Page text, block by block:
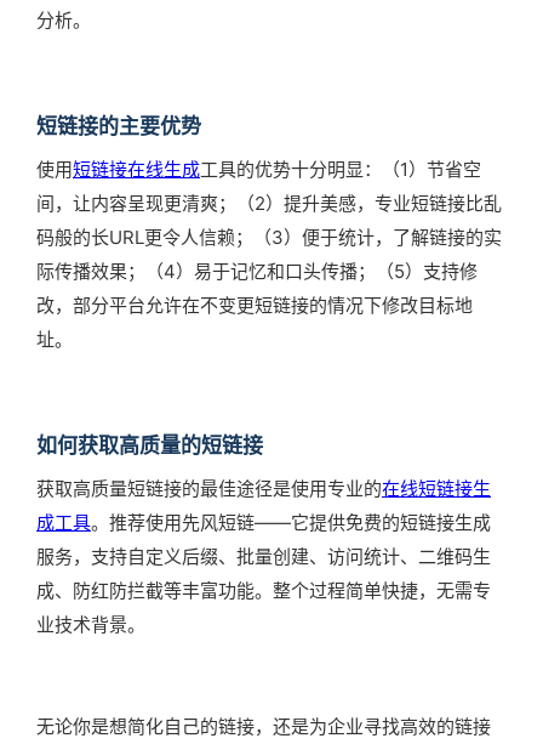
分析。
短链接的主要优势
使用短链接在线生成工具的优势十分明显：（1）节省空
间，让内容呈现更清爽；（2）提升美感，专业短链接比乱
码般的长URL更令人信赖；（3）便于统计，了解链接的实
际传播效果；（4）易于记忆和口头传播；（5）支持修
改，部分平台允许在不变更短链接的情况下修改目标地
址。
如何获取高质量的短链接
获取高质量短链接的最佳途径是使用专业的在线短链接生
成工具。推荐使用先风短链——它提供免费的短链接生成
服务，支持自定义后缀、批量创建、访问统计、二维码生
成、防红防拦截等丰富功能。整个过程简单快捷，无需专
业技术背景。
无论你是想简化自己的链接，还是为企业寻找高效的链接